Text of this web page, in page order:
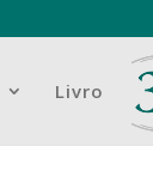
Livro